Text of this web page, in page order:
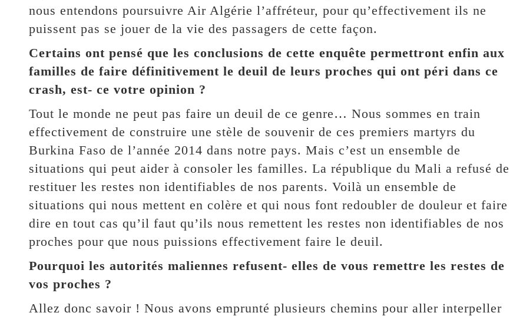
nous entendons poursuivre Air Algérie l’affréteur, pour qu’effectivement ils ne
puissent pas se jouer de la vie des passagers de cette façon.
Certains ont pensé que les conclusions de cette enquête permettront enfin aux
familles de faire définitivement le deuil de leurs proches qui ont péri dans ce
crash, est- ce votre opinion ?
Tout le monde ne peut pas faire un deuil de ce genre… Nous sommes en train
effectivement de construire une stèle de souvenir de ces premiers martyrs du
Burkina Faso de l’année 2014 dans notre pays. Mais c’est un ensemble de
situations qui peut aider à consoler les familles. La république du Mali a refusé de
restituer les restes non identifiables de nos parents. Voilà un ensemble de
situations qui nous mettent en colère et qui nous font redoubler de douleur et faire
dire en tout cas qu’il faut qu’ils nous remettent les restes non identifiables de nos
proches pour que nous puissions effectivement faire le deuil.
Pourquoi les autorités maliennes refusent- elles de vous remettre les restes de
vos proches ?
Allez donc savoir ! Nous avons emprunté plusieurs chemins pour aller interpeller